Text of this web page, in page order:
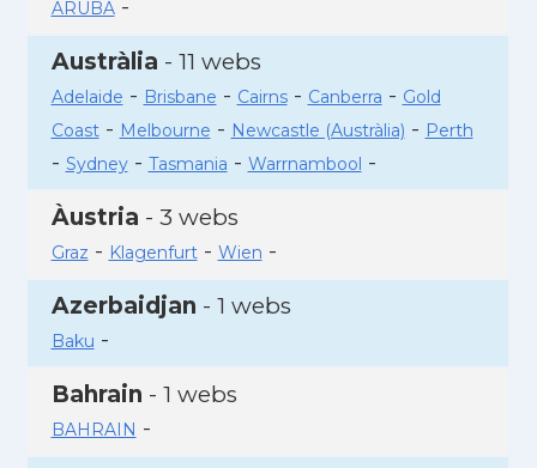
ARUBA-
Austràlia - 11 webs
Adelaide - Brisbane - Cairns- Canberra - Gold
Coast- Melbourne - Newcastle (Austràlia) - Perth
- Sydney- Tasmania - Warrnambool -
Àustria - 3 webs
Graz - Klagenfurt- Wien -
Azerbaidjan - 1 webs
Baku -
Bahrain - 1 webs
BAHRAIN -